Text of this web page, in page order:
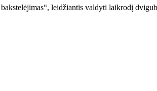
leidžiantis valdyti laikrodį